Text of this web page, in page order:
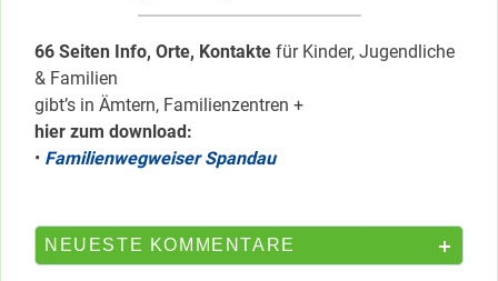
66 Seiten Info, Orte, Kontakte für Kinder, Jugendliche
& Familien
gibt’s in Ämtern, Familienzentren +
hier zum download:
• Familienwegweiser Spandau
NEUESTE KOMMENTARE